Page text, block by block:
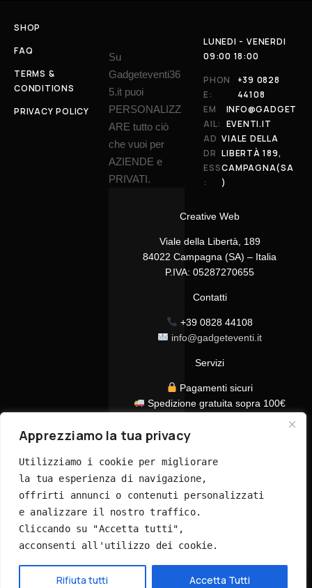
Apprezziamo la tua privacy
Utilizziamo i cookie per migliorare
la tua esperienza di navigazione,
offrirti annunci o contenuti personalizzati
e analizzare il nostro traffico.
Cliccando su "Accetta tutti",
acconsenti all'utilizzo dei cookie.
Rifiuta tutti Accetta Tutti
SHOP
FAQ
TERMS &
CONDITIONS
PRIVACY POLICY
Su
Gadgeteventi36
5.it puoi
PERSONALIZZ
ARE tutto ciò
che vuoi per
AZIENDE e
PRIVATI.
Creative Web
Viale della Libertà, 189
84022 Campagna (SA) – Italia
P.IVA: 05287270655
Contatti
+39 0828 44108
info@gadgeteventi.it
Servizi
Pagamenti sicuri
Spedizione gratuita sopra 100€
Assistenza clienti dedicata
LUNEDI - VENERDI
09:00 18:00
PHON
E:
+39 0828
44108
EM
AIL:
INFO@GADGET
EVENTI.IT
AD
DR
ESS
:
VIALE DELLA
LIBERTÀ 189,
CAMPAGNA(SA
)
© 2026 GadgetEventi365.it - Tutti i diritti riservati
Hai bisogno di aiuto?